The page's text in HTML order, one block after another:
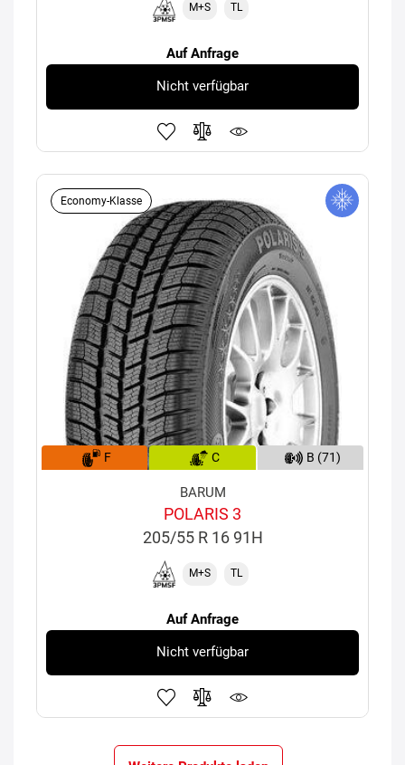
M+S TL
Auf Anfrage
Nicht verfügbar
Economy-Klasse
F C B (71)
BARUM
POLARIS 3
205/55 R 16 91H
M+S TL
Auf Anfrage
Nicht verfügbar